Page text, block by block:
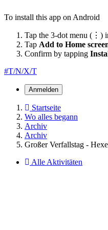
To install this app on Android
Tap the 3-dot menu (⋮)
Tap Add to Home
Confirm by tapping
#T/N/X/T
Anmelden
Startseite
Wo alles begann
Archiv
Archiv
Großer Verfallstag -
Alle Aktivitäten